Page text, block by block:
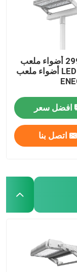
299880lm أضواء ملعب
الرياضة LED أضواء ملعب
افضل سعر
اتصل بنا